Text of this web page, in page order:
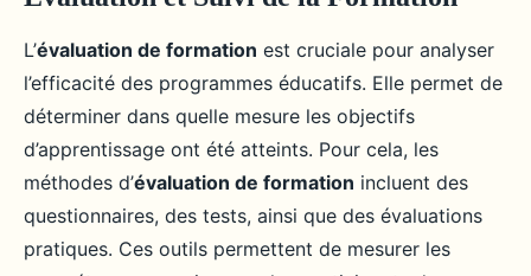
L’évaluation de formation est cruciale pour analyser
l’efficacité des programmes éducatifs. Elle permet de
déterminer dans quelle mesure les objectifs
d’apprentissage ont été atteints. Pour cela, les
méthodes d’évaluation de formation incluent des
questionnaires, des tests, ainsi que des évaluations
pratiques. Ces outils permettent de mesurer les